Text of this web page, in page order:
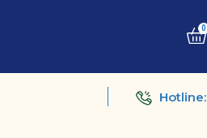
0
Hotline: